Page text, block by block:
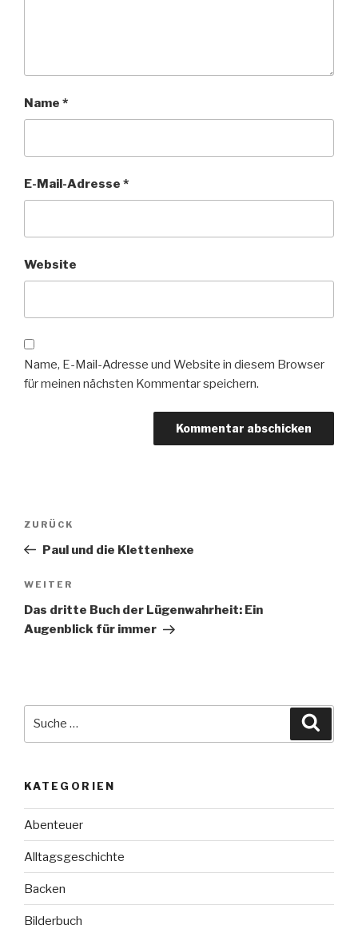
Name *
E-Mail-Adresse *
Website
Name, E-Mail-Adresse und Website in diesem Browser
für meinen nächsten Kommentar speichern.
Beitragsnavigation
Vorheriger
Beitrag
ZURÜCK
Paul und die Klettenhexe
Nächster
Beitrag
WEITER
Das dritte Buch der Lügenwahrheit: Ein
Augenblick für immer
KATEGORIEN
Abenteuer
Alltagsgeschichte
Backen
Bilderbuch